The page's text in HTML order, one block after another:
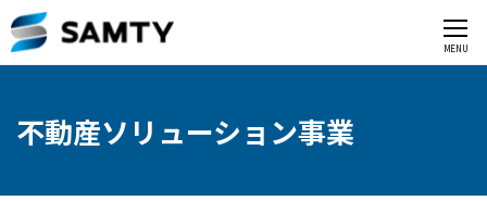
CLOSE
MENU
不動産ソリューション事業